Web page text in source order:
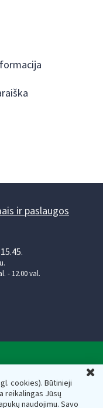
cookies). Būtinieji
reikalingas Jūsų
naudojimu. Savo
ir paslaugos
- 12.00 val.
188659752,